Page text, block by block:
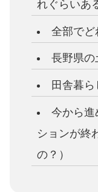
れぐらいあ
全部でど
長野県の
田舎暮
今から進
ションが終
の？）